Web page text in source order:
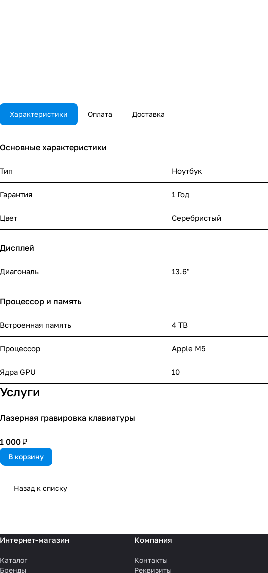
Характеристики Оплата Доставка
Основные характеристики
Тип Ноутбук
Гарантия 1 Год
Цвет Серебристый
Дисплей
Диагональ 13.6"
Процессор и память
Встроенная память 4 TB
Процессор Apple M5
Ядра GPU 10
Услуги
Лазерная гравировка клавиатуры
1 000 ₽
В корзину
Назад к списку
Интернет-магазин
Каталог
Бренды
Компания
Контакты
Реквизиты